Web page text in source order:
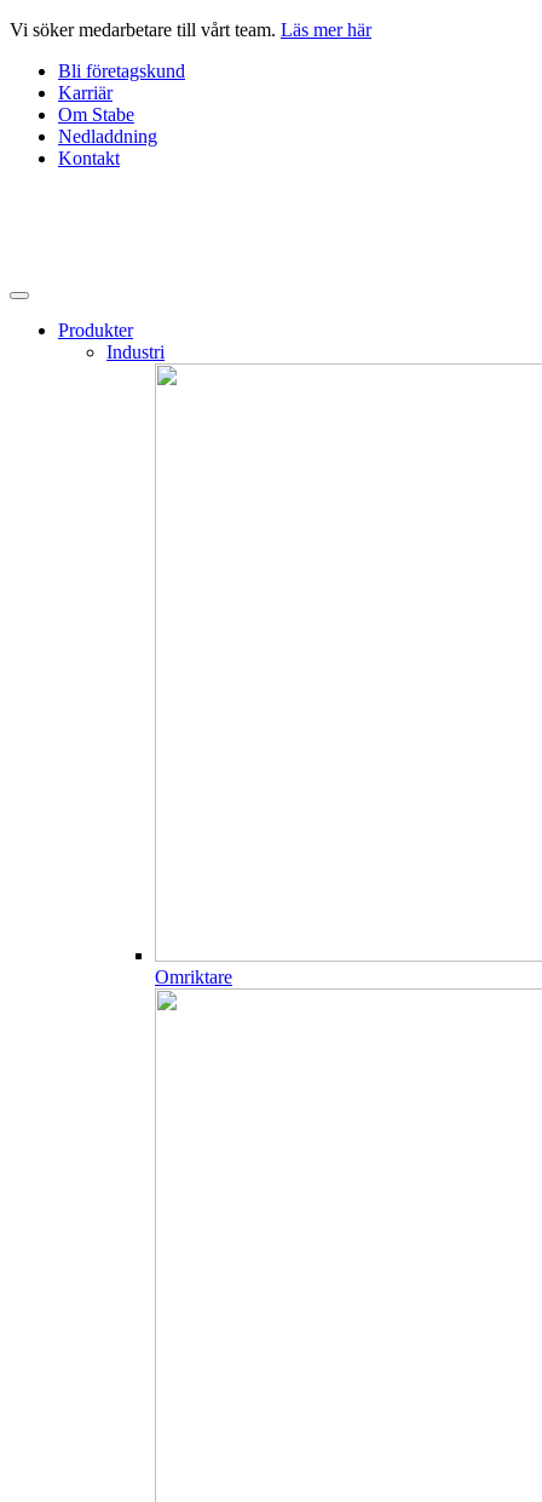
Hoppa
innehåll
Vi söker medarbetare till vårt team. Läs mer här
Bli företagskund
Karriär
Om Stabe
Nedladdning
Kontakt
Produkter
Industri
Omriktare